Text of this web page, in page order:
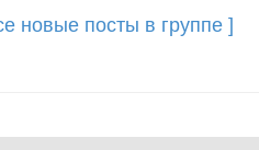
новые посты в группе ]